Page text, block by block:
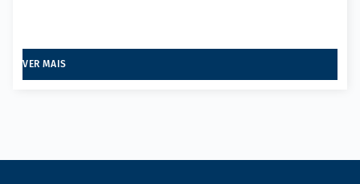
VER MAIS